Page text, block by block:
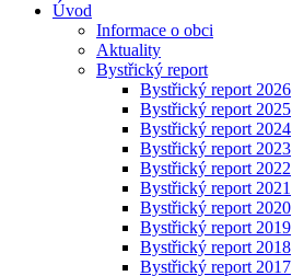
Úvod
Informace o obci
Aktuality
Bystřický report
Bystřický report 2026
Bystřický report 2025
Bystřický report 2024
Bystřický report 2023
Bystřický report 2022
Bystřický report 2021
Bystřický report 2020
Bystřický report 2019
Bystřický report 2018
Bystřický report 2017